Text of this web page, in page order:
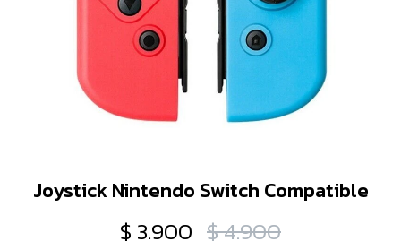
Joystick Nintendo Switch Compatible
$ 3.900 $4.900